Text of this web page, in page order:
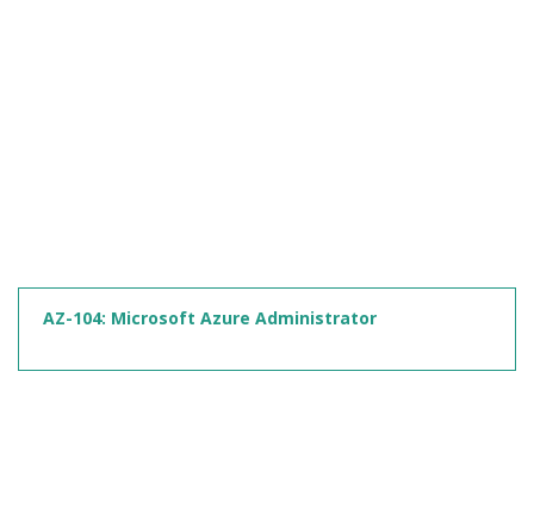
AZ-104: Microsoft Azure Administrator